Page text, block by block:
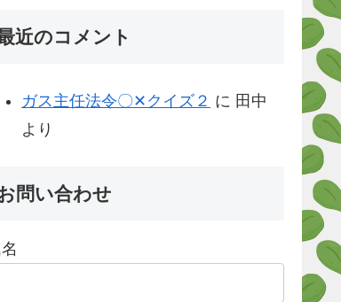
近のコメント
ガス主任法令〇✕クイズ２ に 田中
より
問い合わせ